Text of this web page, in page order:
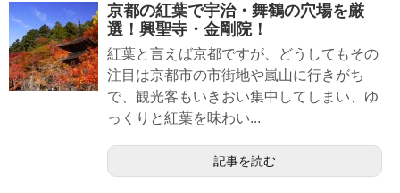
京都の紅葉で宇治・舞鶴の穴場を厳
選！興聖寺・金剛院！
紅葉と言えば京都ですが、どうしてもその
注目は京都市の市街地や嵐山に行きがち
で、観光客もいきおい集中してしまい、ゆ
っくりと紅葉を味わい...
記事を読む